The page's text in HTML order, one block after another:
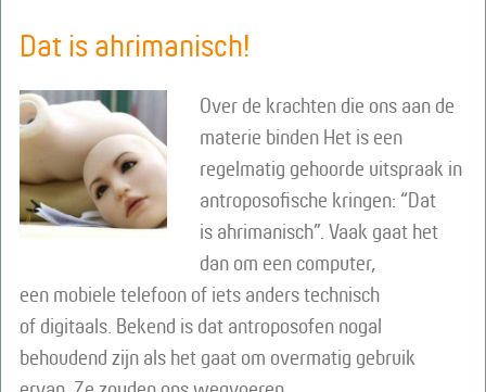
Dat is ahrimanisch!
Over de krachten die ons aan de
materie binden Het is een
regelmatig gehoorde uitspraak in
antroposofische kringen: “Dat
is ahrimanisch”. Vaak gaat het
dan om een computer,
een mobiele telefoon of iets anders technisch
of digitaals. Bekend is dat antroposofen nogal
behoudend zijn als het gaat om overmatig gebruik